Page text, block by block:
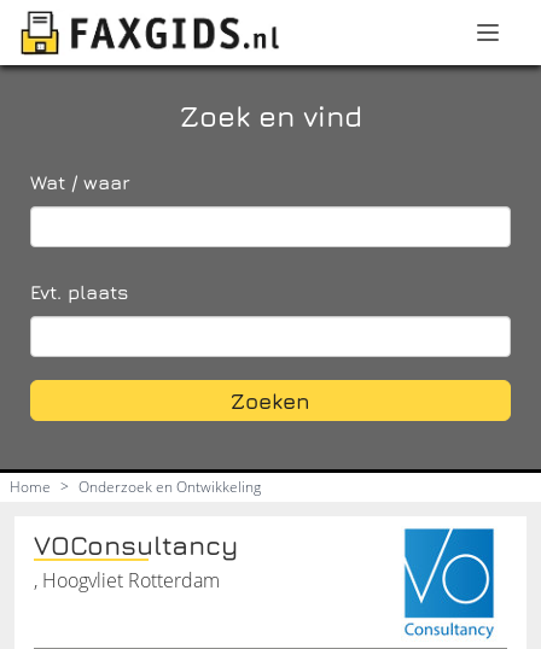
Zoek en vind
Wat / waar
Evt. plaats
Zoeken
Home > Onderzoek en Ontwikkeling
VOConsultancy
, Hoogvliet Rotterdam